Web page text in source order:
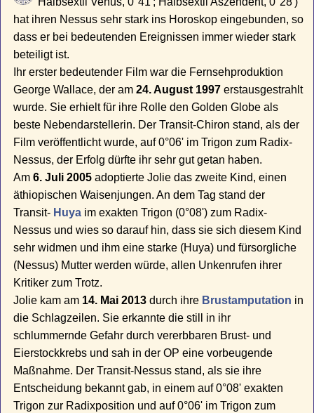
hat ihren Nessus sehr stark ins Horoskop eingebunden, so
dass er bei bedeutenden Ereignissen immer wieder stark
beteiligt ist.
Ihr erster bedeutender Film war die Fernsehproduktion
George Wallace, der am24. August 1997 erstausgestrahlt
wurde. Sie erhielt für ihre Rolle den Golden Globe als
beste Nebendarstellerin. Der Transit-Chiron stand, als der
Film veröffentlicht wurde, auf 0°06' im Trigon zum Radix-
Nessus, der Erfolg dürfte ihr sehr gut getan haben.
Am6. Juli 2005 adoptierte Jolie das zweite Kind, einen
äthiopischen Waisenjungen. An dem Tag stand der
Transit- Huya im exakten Trigon (0°08') zum Radix-
Nessus und wies so darauf hin, dass sie sich diesem Kind
sehr widmen und ihm eine starke (Huya) und fürsorgliche
(Nessus) Mutter werden würde, allen Unkenrufen ihrer
Kritiker zum Trotz.
Jolie kam am 14. Mai 2013 durch ihre Brustamputation in
die Schlagzeilen. Sie erkannte die still in ihr
schlummernde Gefahr durch vererbbaren Brust- und
Eierstockkrebs und sah in der OP eine vorbeugende
Maßnahme. Der Transit-Nessus stand, als sie ihre
Entscheidung bekannt gab, in einem auf 0°08' exakten
Trigon zur Radixposition und auf 0°06' im Trigon zum